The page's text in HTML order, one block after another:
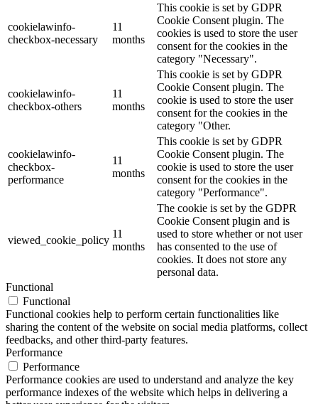
cookielawinfo-
checkbox-necessary
11
months
This cookie is set by GDPR
Cookie Consent plugin. The
cookies is used to store the user
consent for the cookies in the
category "Necessary".
cookielawinfo-
checkbox-others
11
months
This cookie is set by GDPR
Cookie Consent plugin. The
cookie is used to store the user
consent for the cookies in the
category "Other.
cookielawinfo-
checkbox-
performance
11
months
This cookie is set by GDPR
Cookie Consent plugin. The
cookie is used to store the user
consent for the cookies in the
category "Performance".
viewed_cookie_policy
11
months
The cookie is set by the GDPR
Cookie Consent plugin and is
used to store whether or not user
has consented to the use of
cookies. It does not store any
personal data.
Functional
Functional
Functional cookies help to perform certain functionalities like
sharing the content of the website on social media platforms, collect
feedbacks, and other third-party features.
Performance
Performance
Performance cookies are used to understand and analyze the key
performance indexes of the website which helps in delivering a